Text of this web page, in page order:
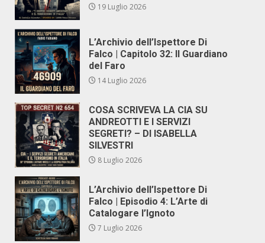
19 Luglio 2026
L’Archivio dell’Ispettore Di
Falco | Capitolo 32: Il Guardiano
del Faro
14 Luglio 2026
COSA SCRIVEVA LA CIA SU
ANDREOTTI E I SERVIZI
SEGRETI? – DI ISABELLA
SILVESTRI
8 Luglio 2026
L’Archivio dell’Ispettore Di
Falco | Episodio 4: L’Arte di
Catalogare l’Ignoto
7 Luglio 2026